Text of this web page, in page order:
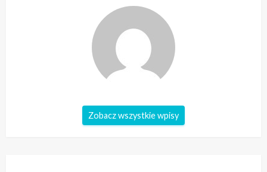
Zobacz wszystkie wpisy